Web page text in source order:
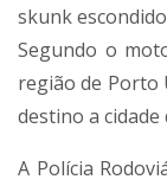
skunk
Segundo o
região de Porto
destino a
A Polícia